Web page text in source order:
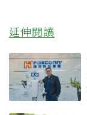
延伸閱讀